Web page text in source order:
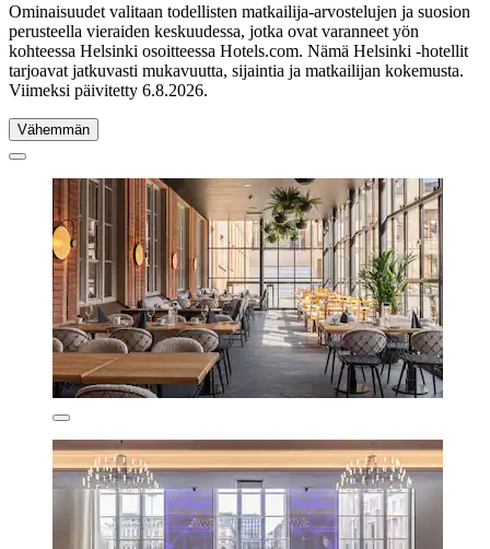
Ominaisuudet valitaan todellisten matkailija-arvostelujen ja suosion
perusteella vieraiden keskuudessa, jotka ovat varanneet yön
kohteessa Helsinki osoitteessa Hotels.com. Nämä Helsinki -hotellit
tarjoavat jatkuvasti mukavuutta, sijaintia ja matkailijan kokemusta.
Viimeksi päivitetty 6.8.2026.
Vähemmän